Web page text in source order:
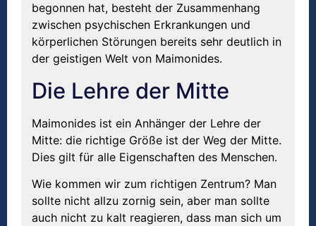
begonnen hat, besteht der Zusammenhang
zwischen psychischen Erkrankungen und
körperlichen Störungen bereits sehr deutlich in
der geistigen Welt von Maimonides.
Die Lehre der Mitte
Maimonides ist ein Anhänger der Lehre der
Mitte: die richtige Größe ist der Weg der Mitte.
Dies gilt für alle Eigenschaften des Menschen.
Wie kommen wir zum richtigen Zentrum? Man
sollte nicht allzu zornig sein, aber man sollte
auch nicht zu kalt reagieren, dass man sich um